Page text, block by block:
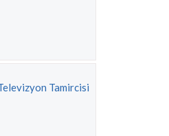
Tamircisi